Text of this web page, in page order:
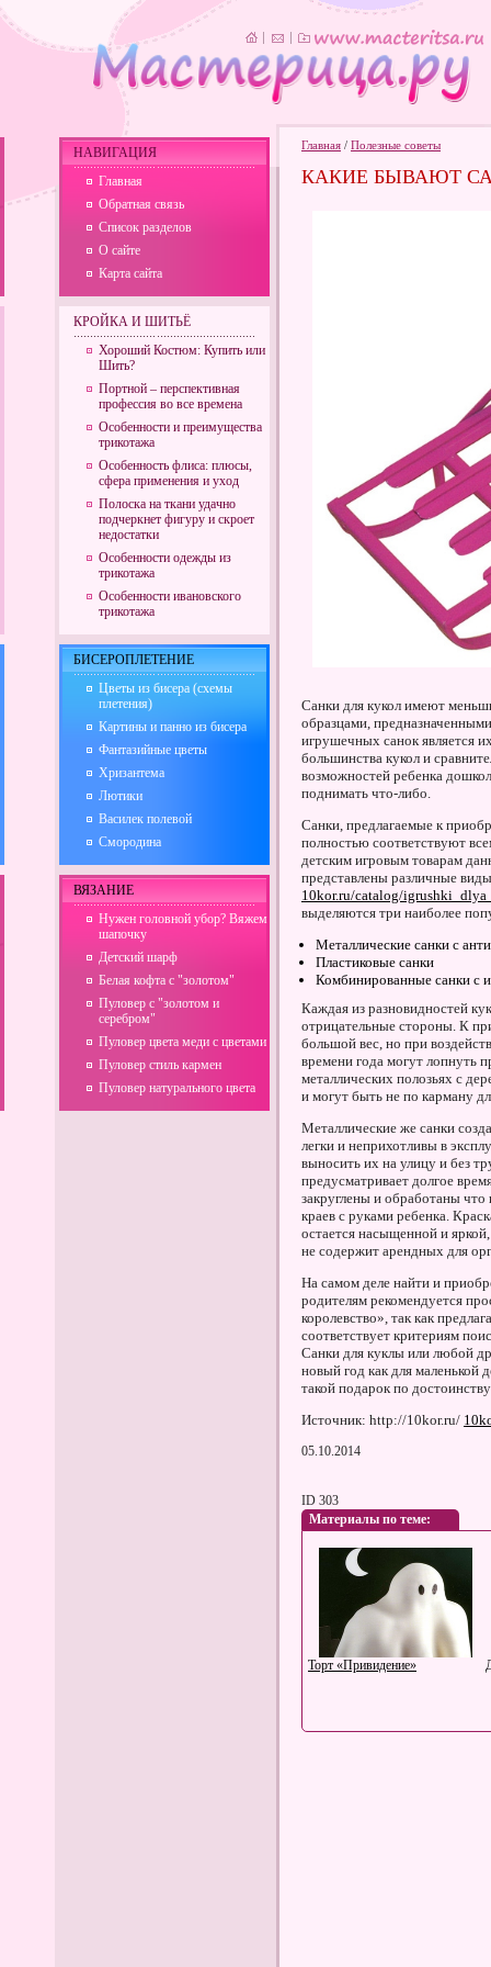
Главная / Полезные советы
КАКИЕ БЫВАЮТ
Санки для кукол имеют
образцами,
игрушечных санок является
большинства кукол и
возможностей ребенка
поднимать что-либо.
Санки, предлагаемые к
полностью соответствуют
детским игровым товарам
представлены различные
10kor.ru/catalog/
выделяются три наиболее
Металлические санки с
Пластиковые санки
Комбинированные санки с
Каждая из разновидностей
отрицательные стороны. К
большой вес, но при
времени года могут лопнуть
металлических полозьях с
и могут быть не по карману
Металлические же санки
легки и неприхотливы в
выносить их на улицу и без
предусматривает долгое
закруглены и обработаны что
краев с руками ребенка.
остается насыщенной и
не содержит арендных для
На самом деле найти и
родителям рекомендуется
королевство», так как
соответствует критериям
Санки для куклы или любой
новый год как для маленькой
такой подарок по
Источник: http://10kor.ru/
05.10.2014
ID 303
Материалы по теме:
Торт «Привидение»
НАВИГАЦИЯ
Главная
Обратная связь
Список разделов
О сайте
Карта сайта
КРОЙКА И ШИТЬЁ
Хороший Костюм: Купить или
Шить?
Портной – перспективная
профессия во все времена
Особенности и преимущества
трикотажа
Особенность флиса: плюсы,
сфера применения и уход
Полоска на ткани удачно
подчеркнет фигуру и скроет
недостатки
Особенности одежды из
трикотажа
Особенности ивановского
трикотажа
БИСЕРОПЛЕТЕНИЕ
Цветы из бисера (схемы
плетения)
Картины и панно из бисера
Фантазийные цветы
Хризантема
Лютики
Василек полевой
Смородина
ВЯЗАНИЕ
Нужен головной убор? Вяжем
шапочку
Детский шарф
Белая кофта с "золотом"
Пуловер с "золотом и
серебром"
Пуловер цвета меди с цветами
Пуловер стиль кармен
Пуловер натурального цвета